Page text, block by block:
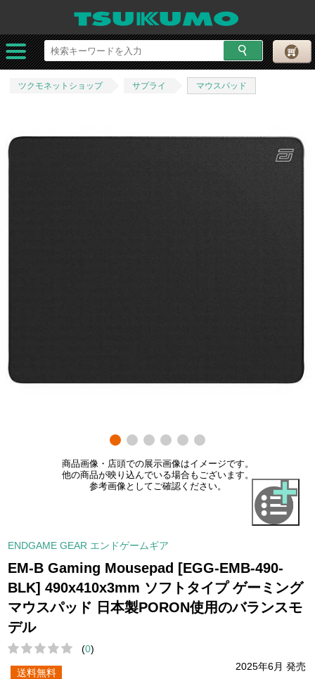
ツクモネットショップ サプライ マウスパッド
商品画像・店頭での展示画像はイメージです。
他の商品が映り込んでいる場合もございます。
参考画像としてご確認ください。
ENDGAME GEAR エンドゲームギア
EM-B Gaming Mousepad [EGG-EMB-490-
BLK] 490x410x3mm ソフトタイプ ゲーミング
マウスパッド 日本製PORON使用のバランスモ
デル
(0)
2025年6月 発売
送料無料